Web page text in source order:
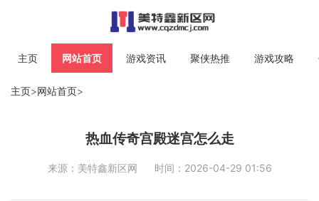
主页 网站首页 游戏资讯 聚侠热推 游戏攻略
主页>网站首页>
热血传奇宫殿迷宫怎么走
来源：美特鑫新区网 时间：2026-04-29 01:56